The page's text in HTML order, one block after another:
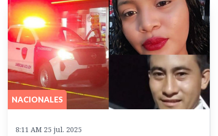
NACIONALES
8:11 AM 25 jul. 2025